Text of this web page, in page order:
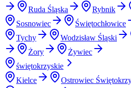
Ruda Śląska
Rybnik
Sosnowiec
Świętochłowice
Tychy
Wodzisław Śląski
Żory
Żywiec
świętokrzyskie
Kielce
Ostrowiec